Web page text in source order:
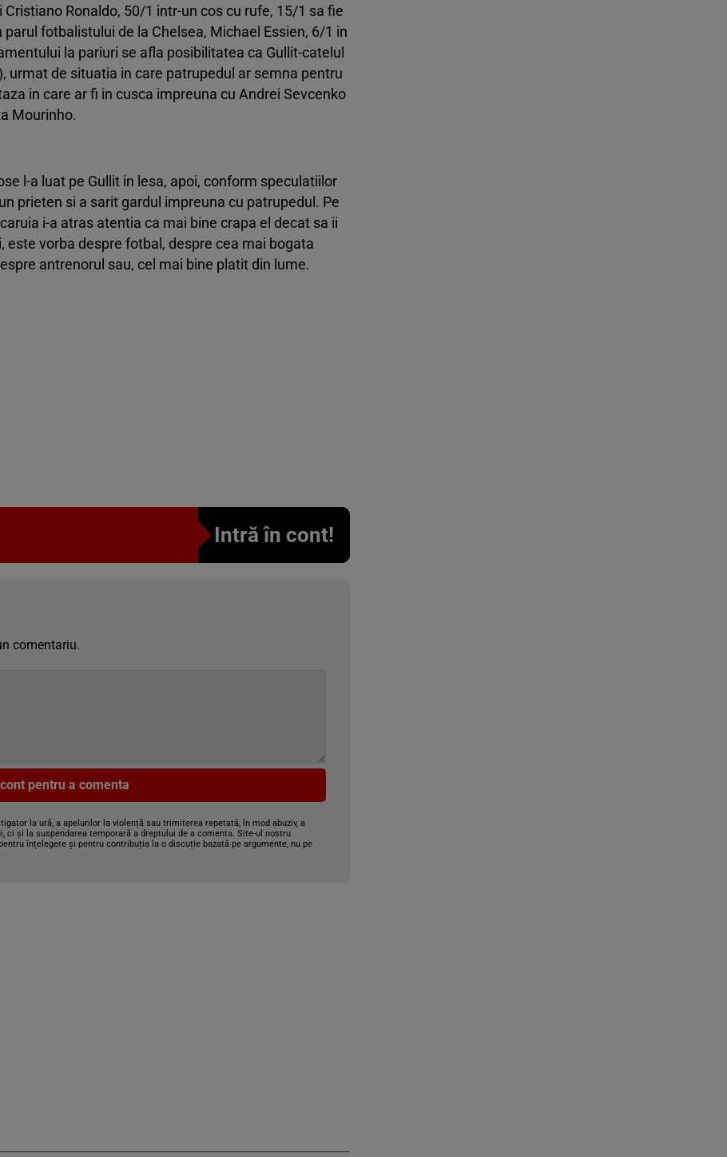
Ronaldo, 50/1 intr-un cos cu rufe, 15/1 sa fie
fotbalistului de la Chelsea, Michael Essien, 6/1 in
la pariuri se afla posibilitatea ca Gullit-catelul
urmat de situatia in care patrupedul ar semna pentru
in care ar fi in cusca impreuna cu Andrei Sevcenko
Mourinho.
l-a luat pe Gullit in lesa, apoi, conform speculatiilor
prieten si a sarit gardul impreuna cu patrupedul. Pe
i-a atras atentia ca mai bine crapa el decat sa ii
este vorba despre fotbal, despre cea mai bogata
antrenorul sau, cel mai bine platit din lume.
Intră în cont!
comentariu.
pentru a comenta
la ură, a apelurilor la violență sau trimiterea repetată, în mod abuziv, a
și la suspendarea temporară a dreptului de a comenta. Site-ul nostru
înțelegere și pentru contribuția la o discuție bazată pe argumente, nu pe